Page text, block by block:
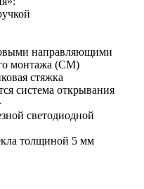
направляющими
монтажа (СМ)
стяжка
система открывания
светодиодной
толщиной 5 мм